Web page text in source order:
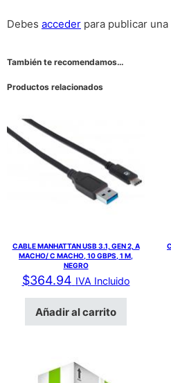
Debes acceder para publicar
También te recomendamos…
Productos relacionados
CABLE MANHATTAN USB 3.1, GEN 2, A
MACHO/ C MACHO, 10 GBPS, 1 M,
NEGRO
$364.94 IVA Incluido
Añadir al carrito